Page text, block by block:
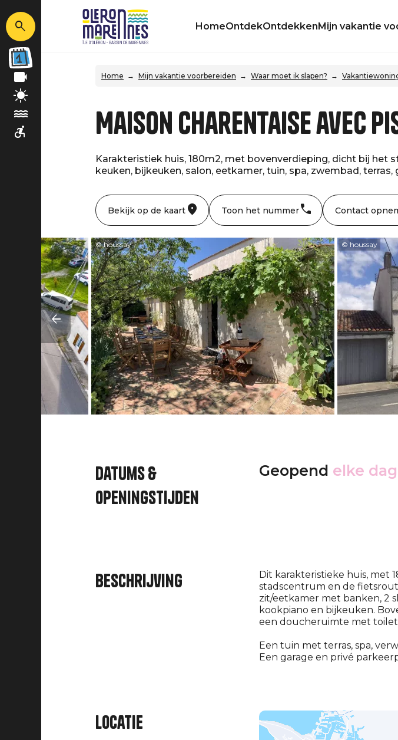
HomeOntdekOntdekkenMijn vakantie
Home Mijn vakantie voorbereiden Waar moet ik slapen?
Maison Charentaise avec
Karakteristiek huis, 180m2, met bovenverdieping, dicht bij het
keuken, bijkeuken, salon, eetkamer, tuin, spa, zwembad,
Bekijk op de kaart Toon het nummer Contact
© houssay © houssay
Datums &
openingstijden
Geopend elke dag
Beschrijving
Dit karakteristieke huis, met
stadscentrum en de
zit/eetkamer met banken, 2
kookpiano en bijkeuken.
een doucheruimte met
Een tuin met terras, spa,
Een garage en privé
Locatie